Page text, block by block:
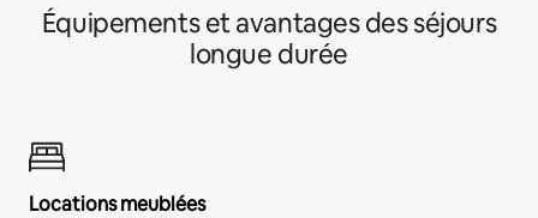
Équipements et avantages des séjours
longue durée
Locations meublées